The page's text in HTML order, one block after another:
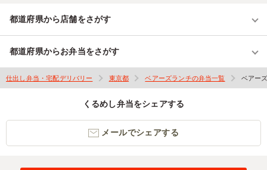
都道府県から店舗をさがす
都道府県からお弁当をさがす
仕出し弁当・宅配デリバリー 東京都 ベアーズランチの弁当一覧 ベアー
くるめし弁当をシェアする
メールでシェアする